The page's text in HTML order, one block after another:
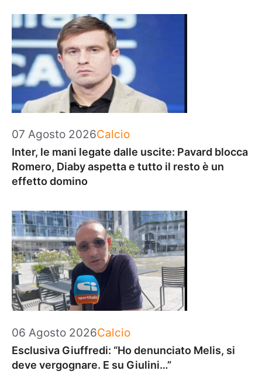
07 Agosto 2026Categorie
Calcio
Inter, le mani legate dalle uscite: Pavard blocca
Romero, Diaby aspetta e tutto il resto è un
effetto domino
06 Agosto 2026Categorie
Calcio
Esclusiva Giuffredi: “Ho denunciato Melis, si
deve vergognare. E su Giulini…”